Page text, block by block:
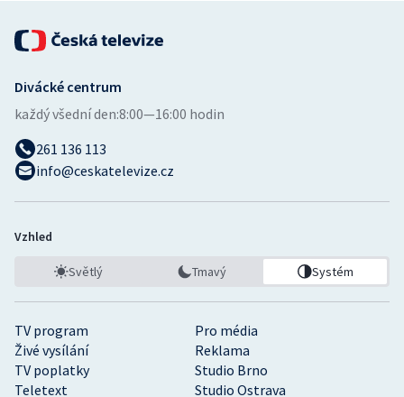
TV program
Pro média
Živé vysílání
Reklama
TV poplatky
Studio Brno
Teletext
Studio Ostrava
Divácké centrum
každý všední den:8:00—16:00 hodin
261 136 113
info@ceskatelevize.cz
Vzhled
Světlý Tmavý Systém